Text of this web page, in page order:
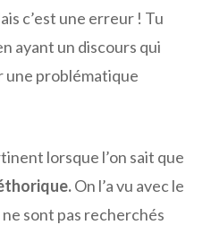
c’est une erreur ! Tu
ayant un discours qui
une problématique
lorsque l’on sait que
On l’a vu avec le
sont pas recherchés